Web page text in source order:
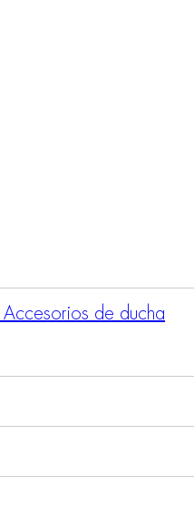
Accesorios de ducha